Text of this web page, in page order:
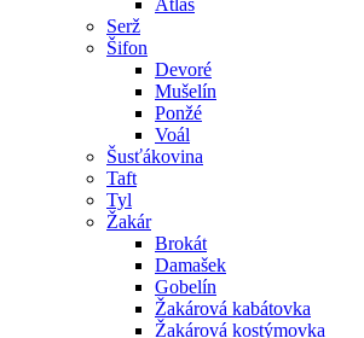
Atlas
Serž
Šifon
Devoré
Mušelín
Ponžé
Voál
Šusťákovina
Taft
Tyl
Žakár
Brokát
Damašek
Gobelín
Žakárová kabátovka
Žakárová kostýmovka